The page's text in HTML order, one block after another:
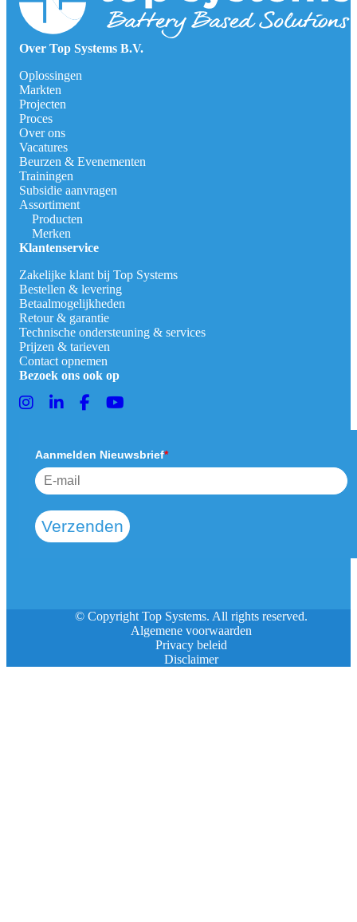
Over Top Systems B.V.
Oplossingen
Markten
Projecten
Proces
Over ons
Vacatures
Beurzen & Evenementen
Trainingen
Subsidie aanvragen
Assortiment
Producten
Merken
Klantenservice
Zakelijke klant bij Top Systems
Bestellen & levering
Betaalmogelijkheden
Retour & garantie
Technische ondersteuning & services
Prijzen & tarieven
Contact opnemen
Bezoek ons ook op
Aanmelden Nieuwsbrief*
Verzenden
© Copyright Top Systems. All rights reserved.
Algemene voorwaarden
Privacy beleid
Disclaimer